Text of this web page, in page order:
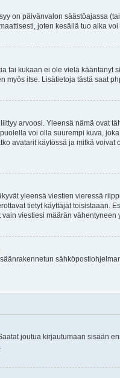
on päivänvalon säästöajassa
joten kesällä tuo aika
tai kukaan ei ole vielä
myös itse. Lisätietoja tästä saat
arvoosi. Yleensä nämä ovat
voi olla suurempi kuva,
avatarit käytössä ja mitkä
yleensä viestien vieressä
tietyt käyttäjät toisistaaan.
viestiesi määrän vähentyneen
joutua kirjautumaan sisään